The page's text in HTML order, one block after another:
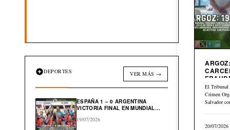
DEPORTES VER MÁS →
ESPAÑA 1 – 0 ARGENTINA
VICTORIA FINAL EN MUNDIAL
19/07/2026
El Tribunal
Crimen
Salvador
20/07/2026